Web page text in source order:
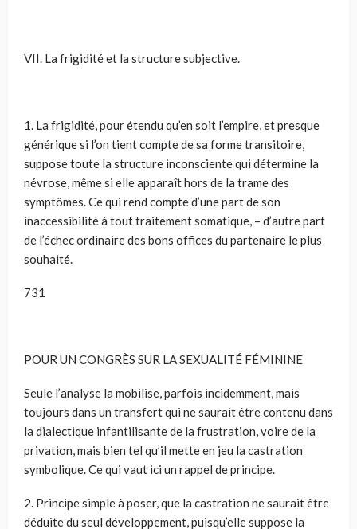
VII. La frigidité et la structure subjective.
1. La frigidité, pour étendu qu’en soit l’empire, et presque
générique si l’on tient compte de sa forme transitoire,
suppose toute la structure inconsciente qui détermine la
névrose, même si elle apparaît hors de la trame des
symptômes. Ce qui rend compte d’une part de son
inaccessibilité à tout traitement somatique, – d’autre part
de l’échec ordinaire des bons offices du partenaire le plus
souhaité.
731
POUR UN CONGRÈS SUR LA SEXUALITÉ FÉMININE
Seule l’analyse la mobilise, parfois incidemment, mais
toujours dans un transfert qui ne saurait être contenu dans
la dialectique infantilisante de la frustration, voire de la
privation, mais bien tel qu’il mette en jeu la castration
symbolique. Ce qui vaut ici un rappel de principe.
2. Principe simple à poser, que la castration ne saurait être
déduite du seul développement, puisqu’elle suppose la